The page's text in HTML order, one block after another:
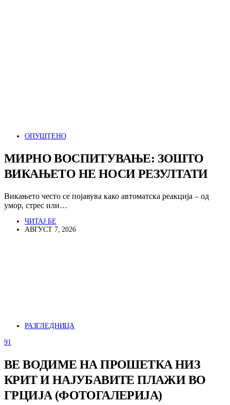
ОПУШТЕНО
МИРНО ВОСПИТУВАЊЕ: ЗОШТО
ВИКАЊЕТО НЕ НОСИ РЕЗУЛТАТИ
Викањето често се појавува како автоматска реакција – од
умор, стрес или…
ЧИТАЈ БЕ
АВГУСТ 7, 2026
РАЗГЛЕДНИЦА
91
ВЕ ВОДИМЕ НА ПРОШЕТКА НИЗ
КРИТ И НАЈУБАВИТЕ ПЛАЖИ ВО
ГРЦИЈА (ФОТОГАЛЕРИЈА)